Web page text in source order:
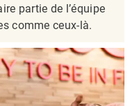
partie de l’équipe
comme ceux-là.​​​​​​​